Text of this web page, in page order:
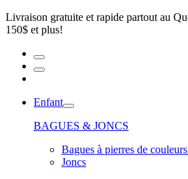
Livraison gratuite et rapide partout au
150$ et plus!
Enfant
BAGUES & JONCS
Bagues à pierres de
Joncs